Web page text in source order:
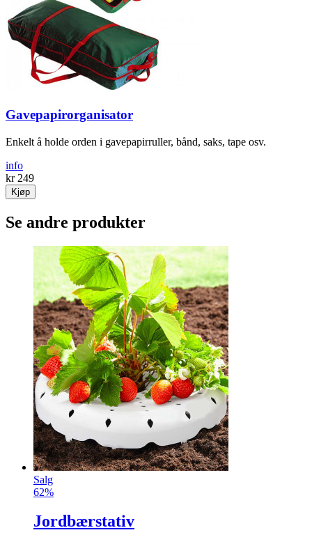
Gavepapirorganisator
Enkelt å holde orden i gavepapirruller, bånd, saks, tape osv.
info
kr 249
Kjøp
Se andre produkter
Salg
62%
Jordbærstativ